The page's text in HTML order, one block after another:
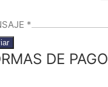
*
DE PAGO